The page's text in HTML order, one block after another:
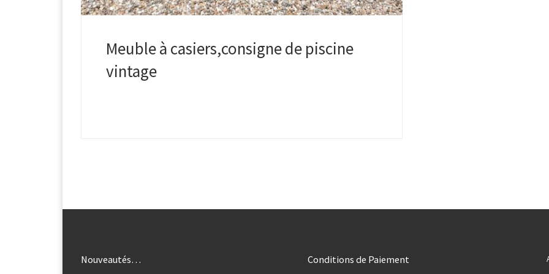
Meuble à casiers,consigne de piscine
vintage
Nouveautés… Conditions de Paiement